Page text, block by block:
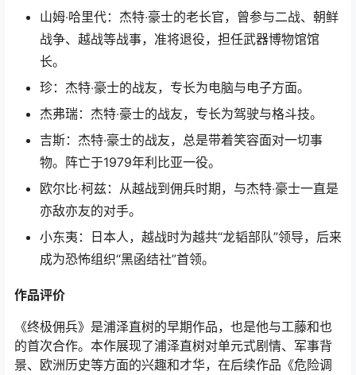
山姆‧哈里代：杰特‧豪士的老长官，曾参与二战、朝鲜
战争、越战等战事，准将退役，担任武器博物馆馆
长。
珍：杰特‧豪士的战友，专长为电脑与电子方面。
杰弗瑞：杰特‧豪士的战友，专长为驾驶与格斗技。
吉斯：杰特‧豪士的战友，总是带着笑容面对一切事
物。阵亡于1979年利比亚一役。
欧尔比‧柯兹：从越战到佣兵时期，与杰特‧豪士一直是
亦敌亦友的对手。
小东夷：日本人，越战时为越共“龙韬部队”领导，后来
成为恐怖组织“黑函结社”首领。
作品评价
《终极佣兵》是浦泽直树的早期作品，也是他与工藤和也
的首次合作。本作展现了浦泽直树对单元式剧情、军事背
景、欧洲历史等方面的兴趣和才华，在后续作品《危险调